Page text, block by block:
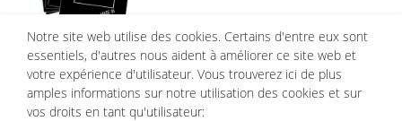
List
Lot de 2 Cadres Bois Véritable Noir 15x20 cm
Notre site web utilise des cookies. Certains d'entre eux sont
essentiels, d'autres nous aident à améliorer ce site web et
votre expérience d'utilisateur. Vous trouverez ici de plus
amples informations sur notre utilisation des cookies et sur
vos droits en tant qu'utilisateur: